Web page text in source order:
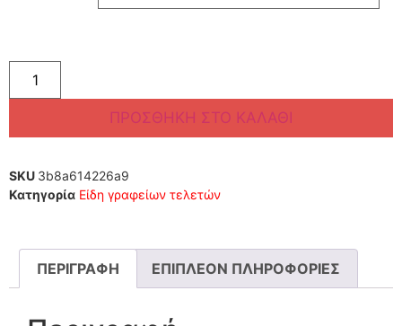
ΠΡΟΣΘΉΚΗ ΣΤΟ ΚΑΛΆΘΙ
SKU 3b8a614226a9
Κατηγορία Είδη γραφείων τελετών
ΠΕΡΙΓΡΑΦΉ ΕΠΙΠΛΈΟΝ ΠΛΗΡΟΦΟΡΊΕΣ